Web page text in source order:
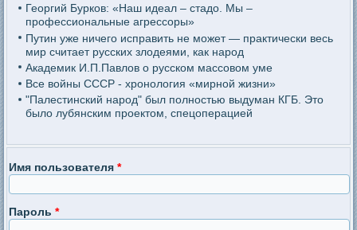
Георгий Бурков: «Наш идеал – стадо. Мы –
профессиональные агрессоры»
Путин уже ничего исправить не может — практически весь
мир считает русских злодеями, как народ
Академик И.П.Павлов о русском массовом уме
Все войны СССР - хронология «мирной жизни»
"Палестинский народ" был полностью выдуман КГБ. Это
было лубянским проектом, спецоперацией
Имя пользователя*
Пароль*